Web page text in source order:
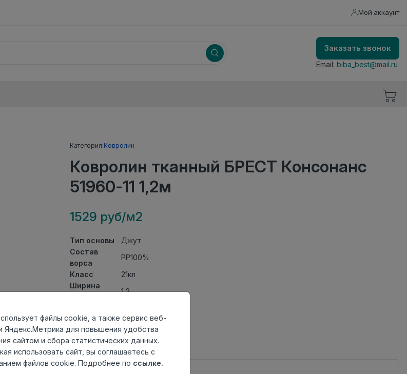
Мой аккаунт
Заказать звонок
Email: biba_best@mail.ru
Категория:Ковролин
Ковролин тканный БРЕСТ Консонанс
51960-11 1,2м
1529 руб/м2
Тип основы
Джут
Состав
ворса
PP100%
Класс
21кл
Ширина
1,2
Вид
ковролина
Ковролин тканный
Страна
происхождения
файлы cookie, а также сервис веб-
Яндекс.Метрика для повышения удобства
сайтом и сбора статистических данных.
использовать сайт, вы соглашаетесь с
файлов cookie. Подробнее по ссылке.